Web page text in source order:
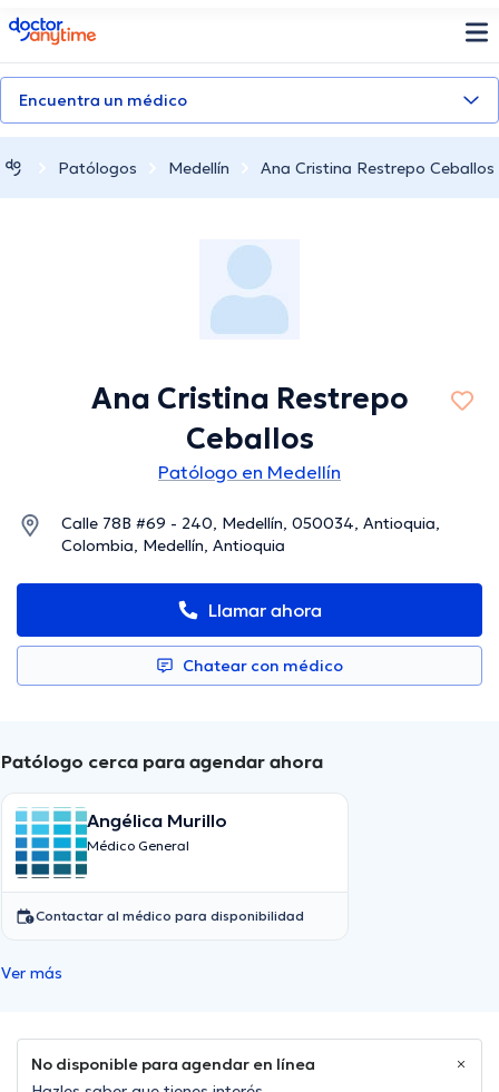
doctoranytime
Encuentra un médico
Patólogos Medellín Ana Cristina Restrepo Ceballos
Ana Cristina Restrepo
Ceballos
Patólogo en Medellín
Calle 78B #69 - 240, Medellín, 050034, Antioquia,
Colombia, Medellín, Antioquia
Llamar ahora
Chatear con médico
Patólogo cerca para agendar ahora
Angélica Murillo
Médico General
Contactar al médico para disponibilidad
Ver más
No disponible para agendar en línea